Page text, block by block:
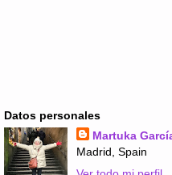
Datos personales
Martuka
Madrid, Spain